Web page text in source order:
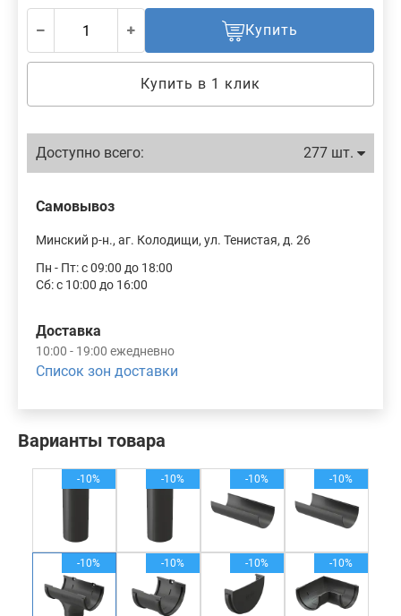
Варианты товара
-10% -10% -10% -10%
-10% -10% -10% -10%
Купить
Купить в 1 клик
Доступно всего: 277 шт.
Самовывоз
Минский р-н., аг. Колодищи, ул. Тенистая, д. 26
Пн - Пт: с 09:00 до 18:00
Сб: с 10:00 до 16:00
Доставка
10:00 - 19:00 ежедневно
Список зон доставки